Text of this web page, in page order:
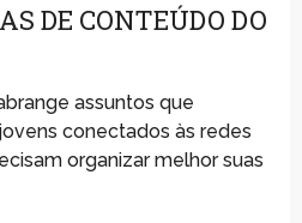
DE CONTEÚDO DO
assuntos que
conectados às redes
organizar melhor suas